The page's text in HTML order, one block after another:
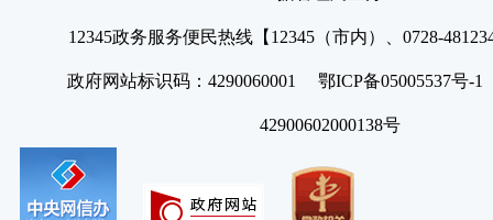
12345政务服务便民热线【12345（市内）、0728-
政府网站标识码：4290060001 鄂ICP备05005537号
42900602000138号